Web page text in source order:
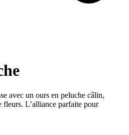
avec un ours en peluche câlin,
fleurs. L’alliance parfaite pour